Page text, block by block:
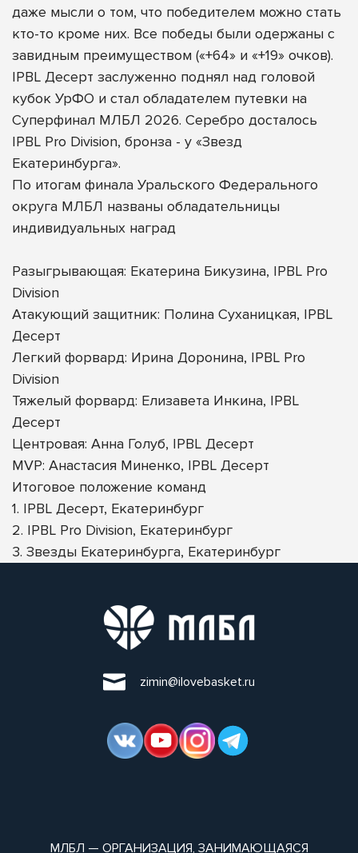
даже мысли о том, что победителем можно стать
кто-то кроме них. Все победы были одержаны с
завидным преимуществом («+64» и «+19» очков).
IPBL Десерт заслуженно поднял над головой
кубок УрФО и стал обладателем путевки на
Суперфинал МЛБЛ 2026. Серебро досталось
IPBL Pro Division, бронза - у «Звезд
Екатеринбурга».
По итогам финала Уральского Федерального
округа МЛБЛ названы обладательницы
индивидуальных наград
Разыгрывающая: Екатерина Бикузина, IPBL Pro
Division
Атакующий защитник: Полина Суханицкая, IPBL
Десерт
Легкий форвард: Ирина Доронина, IPBL Pro
Division
Тяжелый форвард: Елизавета Инкина, IPBL
Десерт
Центровая: Анна Голуб, IPBL Десерт
MVP: Анастасия Миненко, IPBL Десерт
Итоговое положение команд
1. IPBL Десерт, Екатеринбург
2. IPBL Pro Division, Екатеринбург
3. Звезды Екатеринбурга, Екатеринбург
zimin@ilovebasket.ru
МЛБЛ — ОРГАНИЗАЦИЯ, ЗАНИМАЮЩАЯСЯ